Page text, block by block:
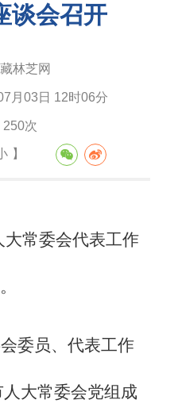
谈会召开
林芝网
月03日 12时06分
250次
】
大常委会代表工作
委员、代表工作
大常委会党组成